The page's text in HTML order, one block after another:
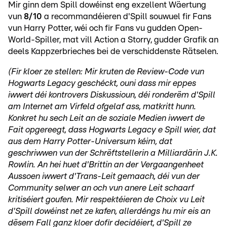
Mir ginn dem Spill dowéinst eng exzellent Wäertung
vun 8/10 a recommandéieren d'Spill souwuel fir Fans
vun Harry Potter, wéi och fir Fans vu gudden Open-
World-Spiller, mat vill Action a Storry, gudder Grafik an
deels Kappzerbrieches bei de verschiddenste Rätselen.
(Fir kloer ze stellen: Mir kruten de Review-Code vun
Hogwarts Legacy geschéckt, ouni dass mir eppes
iwwert déi kontrovers Diskussioun, déi ronderëm d'Spill
am Internet am Virfeld ofgelaf ass, matkritt hunn.
Konkret hu sech Leit an de soziale Medien iwwert de
Fait opgereegt, dass Hogwarts Legacy e Spill wier, dat
aus dem Harry Potter-Universum kéim, dat
geschriwwen vun der Schrëftstellerin a Milliardärin J.K.
Rowlin. An hei huet d'Brittin an der Vergaangenheet
Aussoen iwwert d'Trans-Leit gemaach, déi vun der
Community selwer an och vun anere Leit schaarf
kritiséiert goufen. Mir respektéieren de Choix vu Leit
d'Spill dowéinst net ze kafen, allerdéngs hu mir eis an
dësem Fall ganz kloer dofir decidéiert, d'Spill ze